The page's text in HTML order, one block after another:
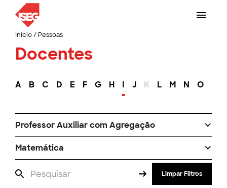
Início/ Pessoas
Docentes
A B C D E F G H I J K L M N O
Professor Auxiliar com Agregação
Matemática
Limpar Filtros